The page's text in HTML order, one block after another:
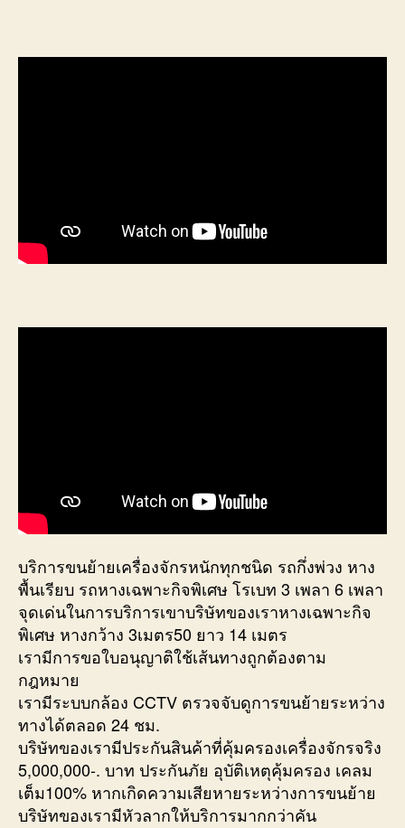
บริการขนย้ายเครื่องจักรหนักทุกชนิด รถกึ่งพ่วง หาง
พื้นเรียบ รถหางเฉพาะกิจพิเศษ โรเบท 3 เพลา 6 เพลา
จุดเด่นในการบริการเขาบริษัทของเราหางเฉพาะกิจ
พิเศษ หางกว้าง 3เมตร50 ยาว 14 เมตร
เรามีการขอใบอนุญาติใช้เส้นทางถูกต้องตาม
กฎหมาย
เรามีระบบกล้อง CCTV ตรวจจับดูการขนย้ายระหว่าง
ทางได้ตลอด 24 ชม.
บริษัทของเรามีประกันสินค้าที่คุ้มครองเครื่องจักรจริง
5,000,000-. บาท ประกันภัย อุบัติเหตุคุ้มครอง เคลม
เต็ม100% หากเกิดความเสียหายระหว่างการขนย้าย
บริษัทของเรามีหัวลากให้บริการมากกว่าคัน